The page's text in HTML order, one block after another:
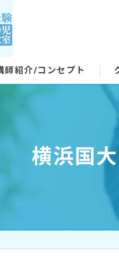
師紹介/コンセプト
横浜国